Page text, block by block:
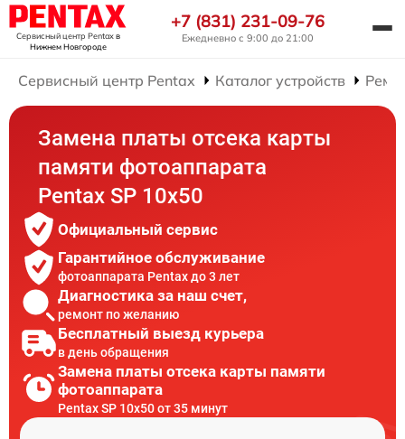
Сервисный центр Pentaxв
Нижнем Новгороде
+7 (831) 231-09-76
Ежедневно с 9:00 до 21:00
Сервисный центр Pentax Каталог устройств
Замена платы отсека карты
памяти фотоаппарата
Pentax SP 10x50
Официальный сервис
Гарантийное обслуживание
фотоаппарата Pentax до 3 лет
Диагностика за наш счет,
ремонт по желанию
Бесплатный выезд курьера
в день обращения
Замена платы отсека карты памяти
фотоаппарата
Pentax SP 10x50 от 35 минут